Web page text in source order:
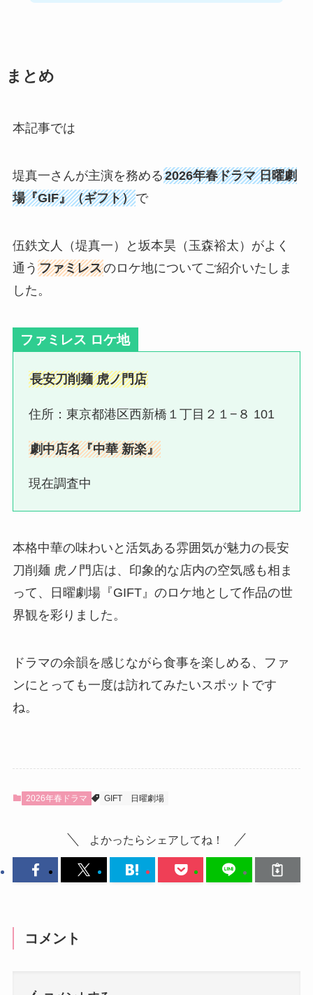
まとめ
本記事では
堤真一さんが主演を務める2026年春ドラマ 日曜劇
場『GIF』（ギフト）で
伍鉄文人（堤真一）と坂本昊（玉森裕太）がよく
通う ファミレスのロケ地についてご紹介いたしま
した。
ファミレス ロケ地
長安刀削麺 虎ノ門店
住所：東京都港区西新橋１丁目２１−８ 101
劇中店名『中華 新楽』
現在調査中
本格中華の味わいと活気ある雰囲気が魅力の長安
刀削麺 虎ノ門店は、印象的な店内の空気感も相ま
って、日曜劇場『GIFT』のロケ地として作品の世
界観を彩りました。
ドラマの余韻を感じながら食事を楽しめる、ファ
ンにとっても一度は訪れてみたいスポットです
ね。
2026年春ドラマ GIFT 日曜劇場
よかったらシェアしてね！
コメント